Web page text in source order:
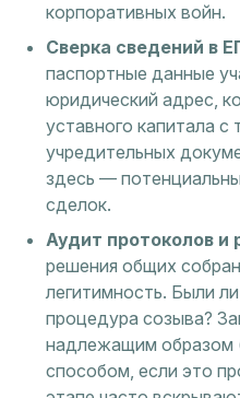
корпоративных войн.
Сверка сведений в
паспортные данные
юридический адрес,
уставного капитала с
учредительных
здесь —
сделок.
Аудит протоколов и
решения общих
легитимность. Были
процедура созыва?
надлежащим образом
способом, если это